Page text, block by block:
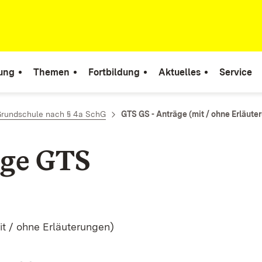
Themen Fortbildung Aktuelles Service
nach § 4a SchG GTS GS - Anträge (mit / ohne
GTS
/ ohne Erläuterungen)